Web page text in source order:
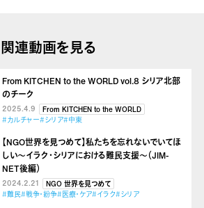
関連動画を見る
From KITCHEN to the WORLD vol.8 シリア北部
のチーク
2025.4.9
From KITCHEN to the WORLD
#カルチャー#シリア#中東
【NGO世界を見つめて】私たちを忘れないでいてほ
しい～イラク・シリアにおける難民支援～（JIM-
NET後編）
2024.2.21
NGO 世界を見つめて
#難民#戦争・紛争#医療・ケア#イラク#シリア